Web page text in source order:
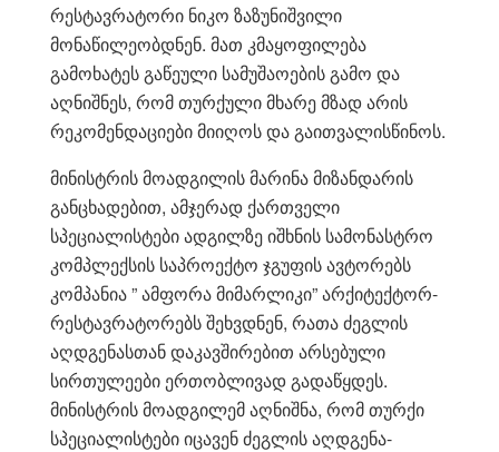
რესტავრატორი ნიკო ზაზუნიშვილი
მონაწილეობდნენ. მათ კმაყოფილება
გამოხატეს გაწეული სამუშაოების გამო და
აღნიშნეს, რომ თურქული მხარე მზად არის
რეკომენდაციები მიიღოს და გაითვალისწინოს.
მინისტრის მოადგილის მარინა მიზანდარის
განცხადებით, ამჯერად ქართველი
სპეციალისტები ადგილზე იშხნის სამონასტრო
კომპლექსის საპროექტო ჯგუფის ავტორებს
კომპანია ” ამფორა მიმარლიკი” არქიტექტორ-
რესტავრატორებს შეხვდნენ, რათა ძეგლის
აღდგენასთან დაკავშირებით არსებული
სირთულეები ერთობლივად გადაწყდეს.
მინისტრის მოადგილემ აღნიშნა, რომ თურქი
სპეციალისტები იცავენ ძეგლის აღდგენა-